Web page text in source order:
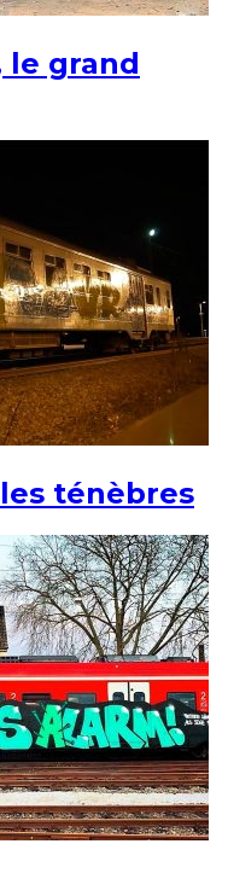
le grand
ténèbres